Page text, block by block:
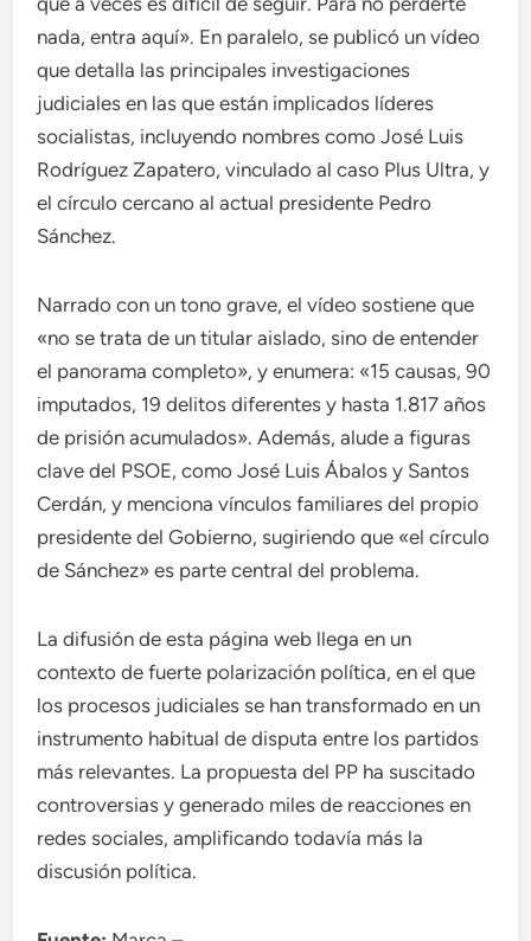
nada, entra aquí». En paralelo, se publicó un vídeo
que detalla las principales investigaciones
judiciales en las que están implicados líderes
socialistas, incluyendo nombres como José Luis
Rodríguez Zapatero, vinculado al caso Plus Ultra, y
el círculo cercano al actual presidente Pedro
Sánchez.
Narrado con un tono grave, el vídeo sostiene que
«no se trata de un titular aislado, sino de entender
el panorama completo», y enumera: «15 causas, 90
imputados, 19 delitos diferentes y hasta 1.817 años
de prisión acumulados». Además, alude a figuras
clave del PSOE, como José Luis Ábalos y Santos
Cerdán, y menciona vínculos familiares del propio
presidente del Gobierno, sugiriendo que «el círculo
de Sánchez» es parte central del problema.
La difusión de esta página web llega en un
contexto de fuerte polarización política, en el que
los procesos judiciales se han transformado en un
instrumento habitual de disputa entre los partidos
más relevantes. La propuesta del PP ha suscitado
controversias y generado miles de reacciones en
redes sociales, amplificando todavía más la
discusión política.